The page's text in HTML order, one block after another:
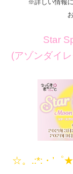
※詳しい情報
Star
(アゾンダイ
☆。.:*:・’゜